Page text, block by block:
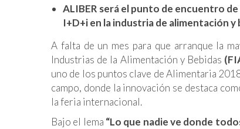
ALIBER será el punto de encuentro
I+D+i en la industria de alimentación y
A falta de un mes para que arranque la
Industrias de la Alimentación y Bebidas
uno de los puntos clave de Alimentaria
campo, donde la innovación se destaca
la feria internacional.
Bajo el lema “Lo que nadie ve donde